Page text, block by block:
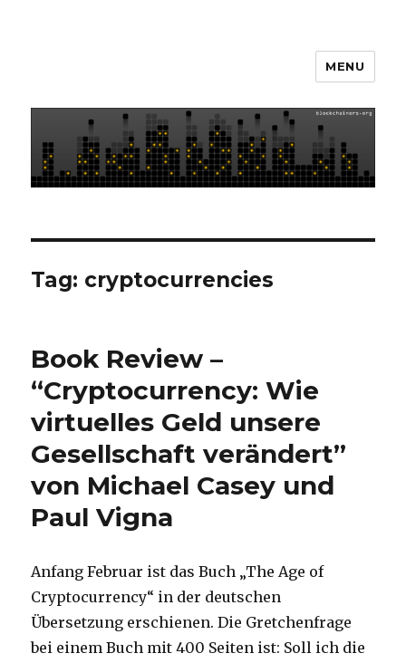
MENU
Tag: cryptocurrencies
Book Review –
“Cryptocurrency: Wie
virtuelles Geld unsere
Gesellschaft verändert”
von Michael Casey und
Paul Vigna
Anfang Februar ist das Buch „The Age of
Cryptocurrency“ in der deutschen
Übersetzung erschienen. Die Gretchenfrage
bei einem Buch mit 400 Seiten ist: Soll ich die